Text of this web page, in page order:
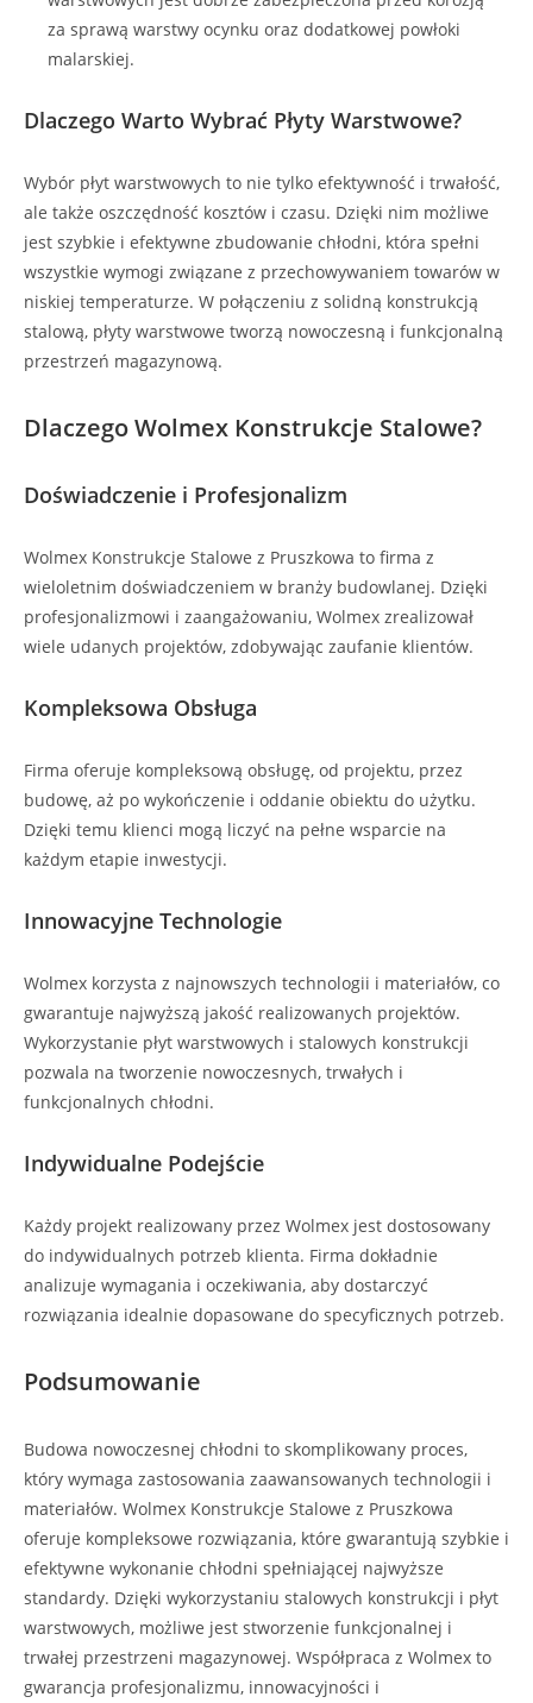
za sprawą warstwy ocynku oraz dodatkowej powłoki
malarskiej.
Dlaczego Warto Wybrać Płyty Warstwowe?
Wybór płyt warstwowych to nie tylko efektywność i trwałość,
ale także oszczędność kosztów i czasu. Dzięki nim możliwe
jest szybkie i efektywne zbudowanie chłodni, która spełni
wszystkie wymogi związane z przechowywaniem towarów w
niskiej temperaturze. W połączeniu z solidną konstrukcją
stalową, płyty warstwowe tworzą nowoczesną i funkcjonalną
przestrzeń magazynową.
Dlaczego Wolmex Konstrukcje Stalowe?
Doświadczenie i Profesjonalizm
Wolmex Konstrukcje Stalowe z Pruszkowa to firma z
wieloletnim doświadczeniem w branży budowlanej. Dzięki
profesjonalizmowi i zaangażowaniu, Wolmex zrealizował
wiele udanych projektów, zdobywając zaufanie klientów.
Kompleksowa Obsługa
Firma oferuje kompleksową obsługę, od projektu, przez
budowę, aż po wykończenie i oddanie obiektu do użytku.
Dzięki temu klienci mogą liczyć na pełne wsparcie na
każdym etapie inwestycji.
Innowacyjne Technologie
Wolmex korzysta z najnowszych technologii i materiałów, co
gwarantuje najwyższą jakość realizowanych projektów.
Wykorzystanie płyt warstwowych i stalowych konstrukcji
pozwala na tworzenie nowoczesnych, trwałych i
funkcjonalnych chłodni.
Indywidualne Podejście
Każdy projekt realizowany przez Wolmex jest dostosowany
do indywidualnych potrzeb klienta. Firma dokładnie
analizuje wymagania i oczekiwania, aby dostarczyć
rozwiązania idealnie dopasowane do specyficznych potrzeb.
Podsumowanie
Budowa nowoczesnej chłodni to skomplikowany proces,
który wymaga zastosowania zaawansowanych technologii i
materiałów. Wolmex Konstrukcje Stalowe z Pruszkowa
oferuje kompleksowe rozwiązania, które gwarantują szybkie i
efektywne wykonanie chłodni spełniającej najwyższe
standardy. Dzięki wykorzystaniu stalowych konstrukcji i płyt
warstwowych, możliwe jest stworzenie funkcjonalnej i
trwałej przestrzeni magazynowej. Współpraca z Wolmex to
gwarancja profesjonalizmu, innowacyjności i